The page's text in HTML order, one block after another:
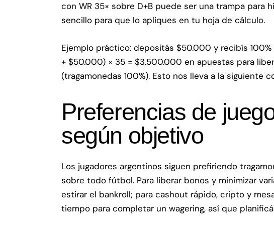
con WR 35× sobre D+B puede ser una trampa para
sencillo para que lo apliques en tu hoja de cálculo.
Ejemplo práctico: depositás $50.000 y recibís
+ $50.000) × 35 = $3.500.000 en apuestas para
(tragamonedas 100%). Esto nos lleva a la siguiente
Preferencias de
según objetivo
Los jugadores argentinos siguen prefiriendo
sobre todo fútbol. Para liberar bonos y minimizar
estirar el bankroll; para cashout rápido, cripto y
tiempo para completar un wagering, así que